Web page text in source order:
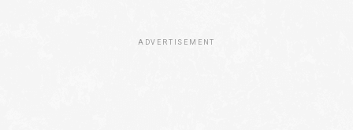
ADVERTISEMENT